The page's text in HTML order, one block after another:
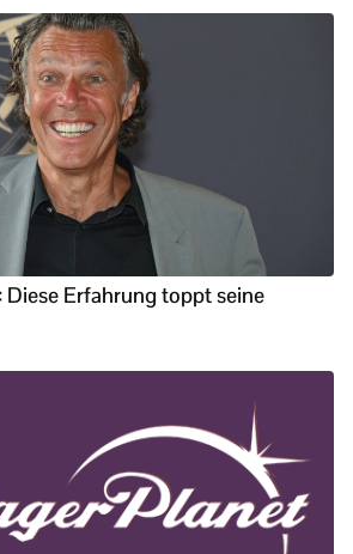
Diese Erfahrung toppt seine